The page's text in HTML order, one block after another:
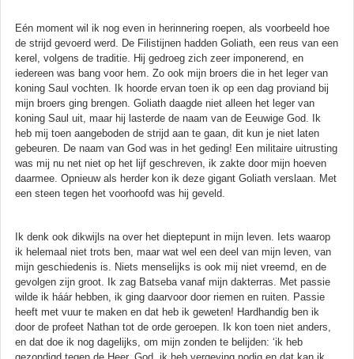
Eén moment wil ik nog even in herinnering roepen, als voorbeeld hoe
de strijd gevoerd werd. De Filistijnen hadden Goliath, een reus van een
kerel, volgens de traditie. Hij gedroeg zich zeer imponerend, en
iedereen was bang voor hem. Zo ook mijn broers die in het leger van
koning Saul vochten. Ik hoorde ervan toen ik op een dag proviand bij
mijn broers ging brengen. Goliath daagde niet alleen het leger van
koning Saul uit, maar hij lasterde de naam van de Eeuwige God. Ik
heb mij toen aangeboden de strijd aan te gaan, dit kun je niet laten
gebeuren. De naam van God was in het geding! Een militaire uitrusting
was mij nu net niet op het lijf geschreven, ik zakte door mijn hoeven
daarmee. Opnieuw als herder kon ik deze gigant Goliath verslaan. Met
een steen tegen het voorhoofd was hij geveld.
Ik denk ook dikwijls na over het dieptepunt in mijn leven. Iets waarop
ik helemaal niet trots ben, maar wat wel een deel van mijn leven, van
mijn geschiedenis is. Niets menselijks is ook mij niet vreemd, en de
gevolgen zijn groot. Ik zag Batseba vanaf mijn dakterras. Met passie
wilde ik háár hebben, ik ging daarvoor door riemen en ruiten. Passie
heeft met vuur te maken en dat heb ik geweten! Hardhandig ben ik
door de profeet Nathan tot de orde geroepen. Ik kon toen niet anders,
en dat doe ik nog dagelijks, om mijn zonden te belijden: ‘ik heb